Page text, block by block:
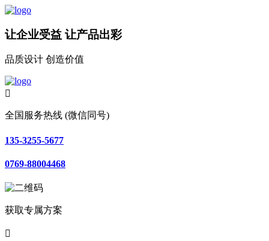
让企业受益 让产品出彩
品质设计 创造价值

全国服务热线 (微信同号)
135-3255-5677
0769-88004468
获取专属方案
